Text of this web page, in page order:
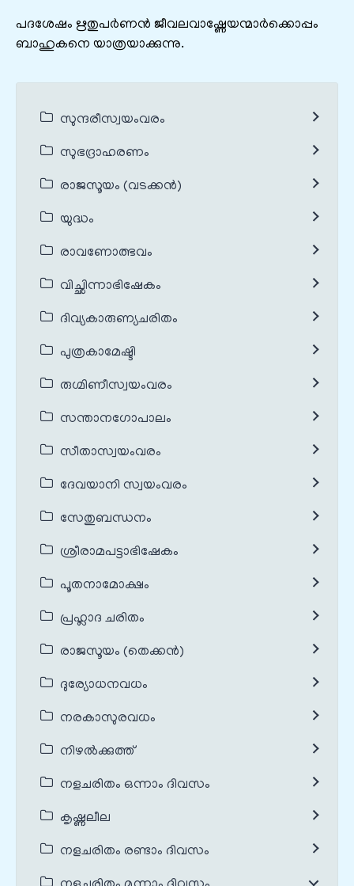
പദശേഷം ഋതുപർണൻ ജീവലവാഷ്ണേയന്മാർക്കൊപ്പം
ബാഹുകനെ യാത്രയാക്കുന്നു.
സുന്ദരീസ്വയംവരം
സുഭദ്രാഹരണം
രാജസൂയം (വടക്കൻ)
യുദ്ധം
രാവണോത്ഭവം
വിച്ഛിന്നാഭിഷേകം
ദിവ്യകാരുണ്യചരിതം
പുത്രകാമേഷ്ടി
രുഗ്മിണീസ്വയംവരം
സന്താനഗോപാലം
സീതാസ്വയംവരം
ദേവയാനി സ്വയംവരം
സേതുബന്ധനം
ശ്രീരാമപട്ടാഭിഷേകം
പൂതനാമോക്ഷം
പ്രഹ്ലാദ ചരിതം
രാജസൂയം (തെക്കൻ)
ദുര്യോധനവധം
നരകാസുരവധം
നിഴൽക്കുത്ത്
നളചരിതം ഒന്നാം ദിവസം
കൃഷ്ണലീല
നളചരിതം രണ്ടാം ദിവസം